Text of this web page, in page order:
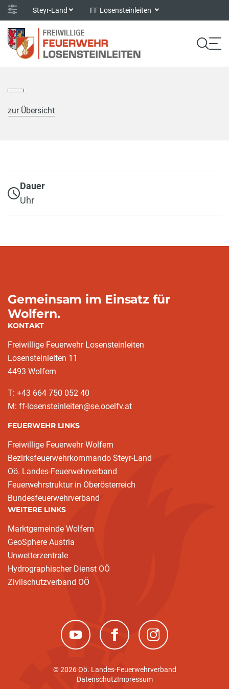
Steyr-Land FF Losensteinleiten
zur Übersicht
Dauer
Uhr
Gemeinsam im Einsatz für
Wolfern.
KONTAKT
Freiwillige Feuerwehr Losensteinleiten
Losensteinleiten 11
4493 Wolfern
T: +43 664 750 052 40
M: ff-losensteinleiten@se.ooelfv.at
FEUERWEHR LINKS
Freiwillige Feuerwehr Wolfern
Bezirksfeuerwehrkommando Steyr-Land
Oö. Landes-Feuerwehrverband
Feuerwehrstruktur in Oberösterreich
Bundesfeuerwehrverband
WEITERE LINKS
Marktgemeinde Wolfern
GeoSphere Austria
Unwetterzentrale
Hydrographischer Dienst OÖ
Zivilschutzverband OÖ
(neues Fenster)(neues Fenster)(neues Fenster)
© 2026 Oö. Landes-Feuerwehrverband
DatenschutzImpressum